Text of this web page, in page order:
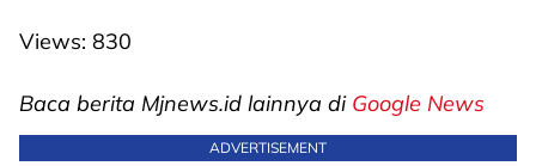
Views: 830
Baca berita Mjnews.id lainnya di Google News
ADVERTISEMENT